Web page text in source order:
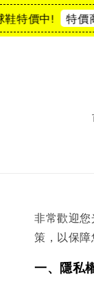
特價中! 特價
非常歡迎
策，以保障
一、隱私